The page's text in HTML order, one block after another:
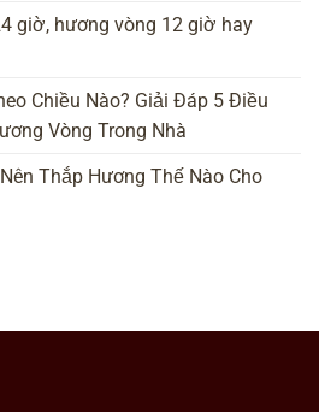
giờ, hương vòng 12 giờ hay
Chiều Nào? Giải Đáp 5 Điều
Vòng Trong Nhà
Thắp Hương Thế Nào Cho